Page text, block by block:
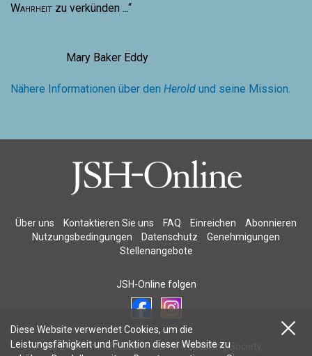
Wahrheit zu verkünden ...“
Mary Baker Eddy
Nähere Informationen über den Herold und seine Mission.
Über uns Kontaktieren Sie uns FAQ Einreichen
Abonnieren
Nutzungsbedingungen
Datenschutz
Genehmigungen
Stellenangebote
JSH-Online folgen
© 2026 The Christian Science Publishing Society.
Diese Website verwendet Cookies, um die
Leistungsfähigkeit und Funktion dieser Website zu